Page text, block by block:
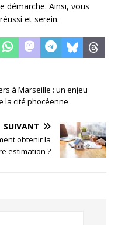
démarche. Ainsi, vous
et serein.
à Marseille : un enjeu
la cité phocéenne
SUIVANT
obtenir la
estimation ?